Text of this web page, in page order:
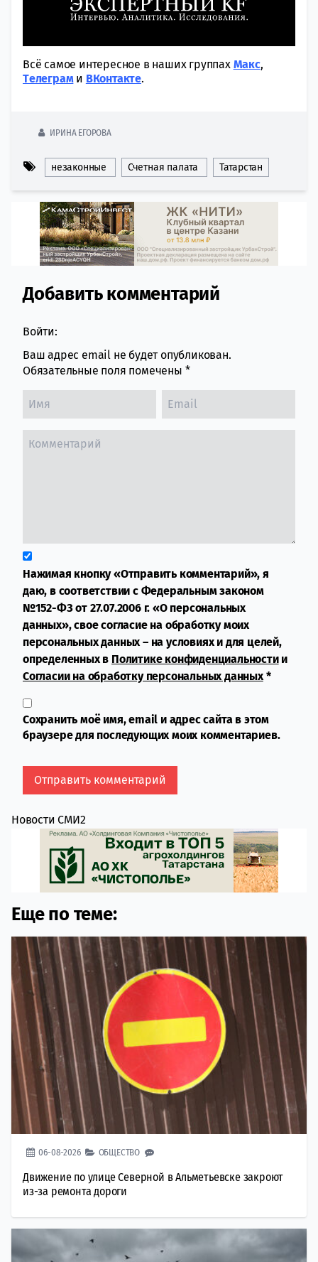
Всё самое интересное в наших группах Макс,
Tелеграми ВКонтакте.
ИРИНА ЕГОРОВА
незаконные Счетная палата Татарстан
Comment section
Добавить комментарий
Войти:
Ваш адрес email не будет опубликован.
Обязательные поля помечены *
Нажимая кнопку «Отправить комментарий», я
даю, в соответствии с Федеральным законом
№152-ФЗ от 27.07.2006 г. «О персональных
данных», свое согласие на обработку моих
персональных данных – на условиях и для целей,
определенных в Политике конфиденциальностии
Согласии на обработку персональных данных*
Сохранить моё имя, email и адрес сайта в этом
браузере для последующих моих комментариев.
Новости СМИ2
Еще по теме:
06-08-2026 ОБЩЕСТВО
Движение по улице Северной в Альметьевске закроют
из-за ремонта дороги